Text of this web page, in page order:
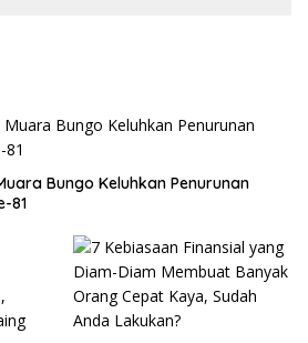
Bungo Keluhkan Penurunan
81